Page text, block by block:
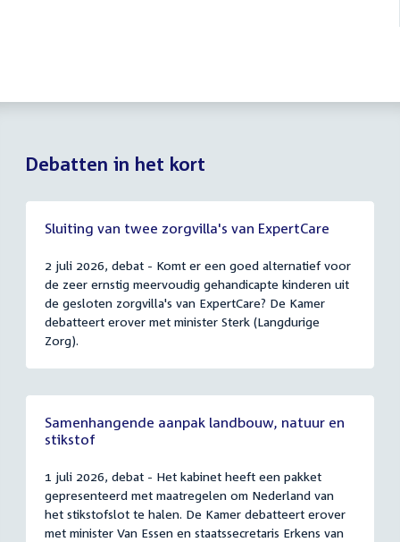
Debatten in het kort
Sluiting van twee zorgvilla's van ExpertCare
2 juli 2026, debat - Komt er een goed alternatief voor
de zeer ernstig meervoudig gehandicapte kinderen uit
de gesloten zorgvilla's van ExpertCare? De Kamer
debatteert erover met minister Sterk (Langdurige
Zorg).
Samenhangende aanpak landbouw, natuur en
stikstof
1 juli 2026, debat - Het kabinet heeft een pakket
gepresenteerd met maatregelen om Nederland van
het stikstofslot te halen. De Kamer debatteert erover
met minister Van Essen en staatssecretaris Erkens van